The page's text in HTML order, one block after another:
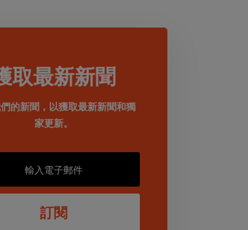
取最新新聞
的新聞，以獲取最新新聞和獨
家更新。
訂閱